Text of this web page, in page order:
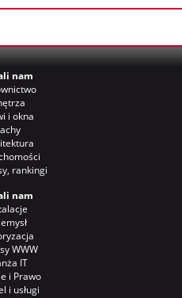
nam
i okna
rankingi
nam
WWW
IT
i Prawo
i usługi